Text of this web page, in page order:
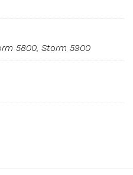
5800, Storm 5900